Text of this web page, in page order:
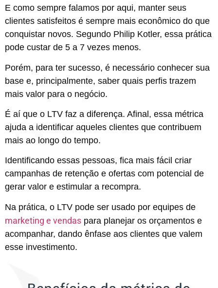
E como sempre falamos por aqui, manter seus
clientes satisfeitos é sempre mais econômico do que
conquistar novos. Segundo Philip Kotler, essa prática
pode custar de 5 a 7 vezes menos.
Porém, para ter sucesso, é necessário conhecer sua
base e, principalmente, saber quais perfis trazem
mais valor para o negócio.
É aí que o LTV faz a diferença. Afinal, essa métrica
ajuda a identificar aqueles clientes que contribuem
mais ao longo do tempo.
Identificando essas pessoas, fica mais fácil criar
campanhas de retenção e ofertas com potencial de
gerar valor e estimular a recompra.
Na prática, o LTV pode ser usado por equipes de
marketing e vendas para planejar os orçamentos e
acompanhar, dando ênfase aos clientes que valem
esse investimento.